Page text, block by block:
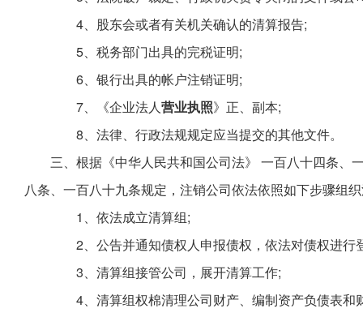
4、股东会或者有关机关确认的清算报告;
5、税务部门出具的完税证明;
6、银行出具的帐户注销证明;
7、《企业法人营业执照》正、副本;
8、法律、行政法规规定应当提交的其他文件。
三、根据《中华人民共和国公司法》 一百八十四条、
八条、一百八十九条规定，注销公司依法依照如下步骤组
1、依法成立清算组;
2、公告并通知债权人申报债权，依法对债权进行
3、清算组接管公司，展开清算工作;
4、清算组权棉清理公司财产、编制资产负债表和